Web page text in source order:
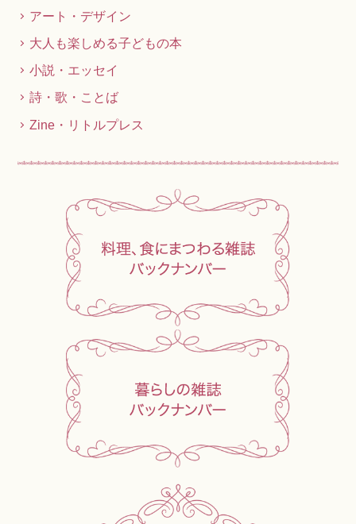
アート・デザイン
大人も楽しめる子どもの本
小説・エッセイ
詩・歌・ことば
Zine・リトルプレス